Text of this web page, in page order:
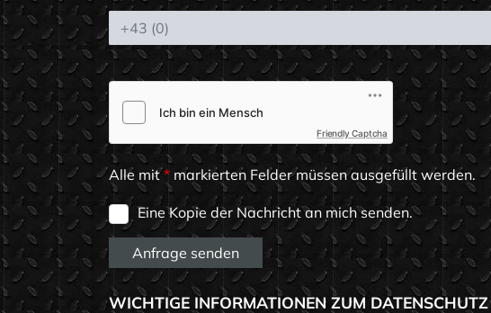
Friendly Captcha
Alle mit* markierten Felder müssen ausgefüllt werden.
Eine Kopie der Nachricht an mich senden.
Anfrage senden
WICHTIGE INFORMATIONEN ZUM DATENSCHUTZ